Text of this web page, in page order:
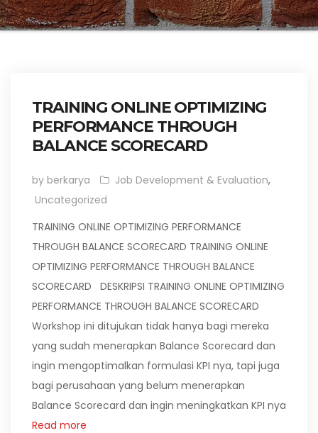
TRAINING ONLINE OPTIMIZING
PERFORMANCE THROUGH
BALANCE SCORECARD
by berkarya Job Development & Evaluation,
Uncategorized
TRAINING ONLINE OPTIMIZING PERFORMANCE
THROUGH BALANCE SCORECARD TRAINING ONLINE
OPTIMIZING PERFORMANCE THROUGH BALANCE
SCORECARD DESKRIPSI TRAINING ONLINE OPTIMIZING
PERFORMANCE THROUGH BALANCE SCORECARD
Workshop ini ditujukan tidak hanya bagi mereka
yang sudah menerapkan Balance Scorecard dan
ingin mengoptimalkan formulasi KPI nya, tapi juga
bagi perusahaan yang belum menerapkan
Balance Scorecard dan ingin meningkatkan KPI nya
Read more